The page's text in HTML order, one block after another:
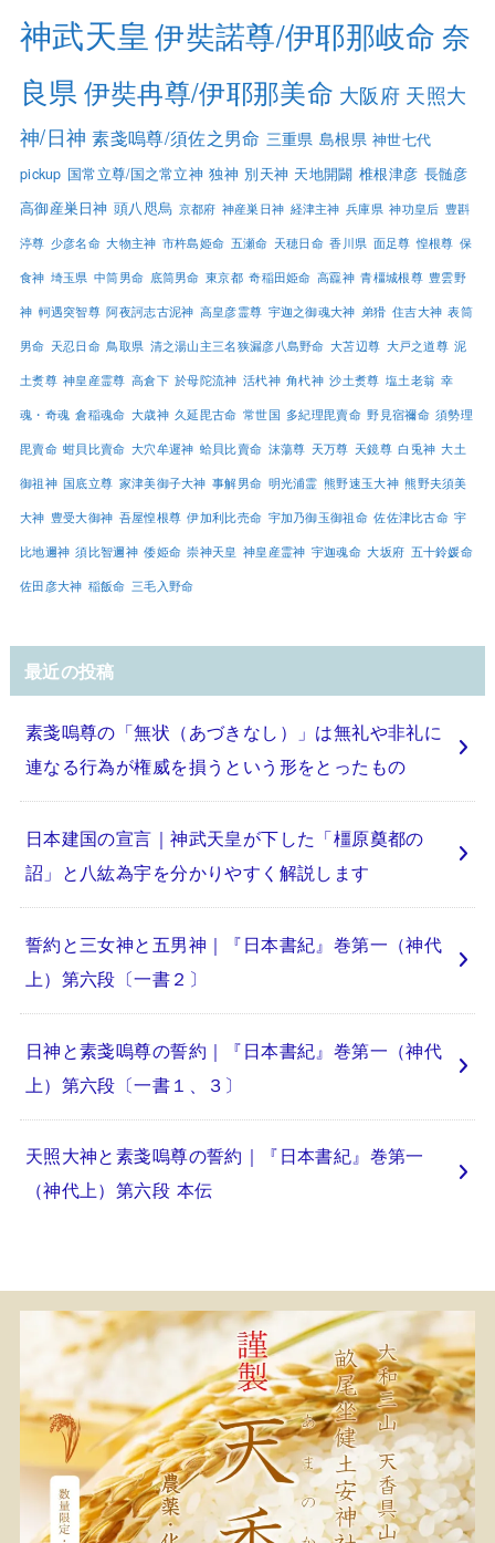
神武天皇 伊奘諾尊/伊耶那岐命 奈
良県 伊奘冉尊/伊耶那美命 大阪府 天照大
神/日神 素戔嗚尊/須佐之男命 三重県 島根県 神世七代
pickup 国常立尊/国之常立神 独神 別天神 天地開闢 椎根津彦 長髄彦
高御産巣日神 頭八咫烏 京都府 神産巣日神 経津主神 兵庫県 神功皇后 豊斟
渟尊 少彦名命 大物主神 市杵島姫命 五瀬命 天穂日命 香川県 面足尊 惶根尊 保
食神 埼玉県 中筒男命 底筒男命 東京都 奇稲田姫命 高龗神 青橿城根尊 豊雲野
神 軻遇突智尊 阿夜訶志古泥神 高皇彦霊尊 宇迦之御魂大神 弟猾 住吉大神 表筒
男命 天忍日命 鳥取県 清之湯山主三名狭漏彦八島野命 大苫辺尊 大戸之道尊 泥
土煑尊 神皇産霊尊 高倉下 於母陀流神 活杙神 角杙神 沙土煑尊 塩土老翁 幸
魂・奇魂 倉稲魂命 大歳神 久延毘古命 常世国 多紀理毘賣命 野見宿禰命 須勢理
毘賣命 蚶貝比賣命 大穴牟遲神 蛤貝比賣命 沫蕩尊 天万尊 天鏡尊 白兎神 大土
御祖神 国底立尊 家津美御子大神 事解男命 明光浦霊 熊野速玉大神 熊野夫須美
大神 豊受大御神 吾屋惶根尊 伊加利比売命 宇加乃御玉御祖命 佐佐津比古命 宇
比地邇神 須比智邇神 倭姫命 崇神天皇 神皇産霊神 宇迦魂命 大坂府 五十鈴媛命
佐田彦大神 稲飯命 三毛入野命
最近の投稿
素戔嗚尊の「無状（あづきなし）」は無礼や非礼に
連なる行為が権威を損うという形をとったもの
日本建国の宣言｜神武天皇が下した「橿原奠都の
詔」と八紘為宇を分かりやすく解説します
誓約と三女神と五男神｜『日本書紀』巻第一（神代
上）第六段〔一書２〕
日神と素戔嗚尊の誓約｜『日本書紀』巻第一（神代
上）第六段〔一書１、３〕
天照大神と素戔嗚尊の誓約｜『日本書紀』巻第一
（神代上）第六段 本伝